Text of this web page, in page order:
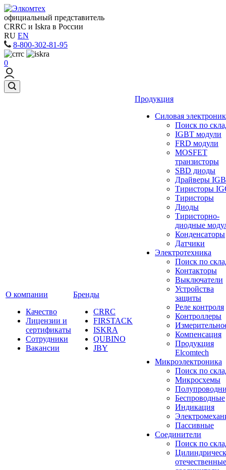
официальный представитель
CRRC и Iskra в России
RU EN
8-800-302-81-95
0
О компании
Качество
Лицензии и
сертификаты
Сотрудники
Вакансии
Бренды
CRRC
FIRSTACK
ISKRA
QUBINO
JBY
Продукция
Силовая
Поиск по
IGBT модули
FRD модули
MOSFET
транзисторы
SBD диоды
Драйверы
Тиристоры
Тиристоры
Диоды
Тиристорно-
диодные
Конденсаторы
Датчики
Электротехника
Поиск по
Контакторы
Выключатели
Устройства
защиты
Реле контроля
Контроллеры
Компенсация
Продукция
Elcomtech
Микроэлектроника
Поиск по
Микросхемы
Беспроводные
Индикация
Пассивные
Cоединители
Поиск по
отечественные